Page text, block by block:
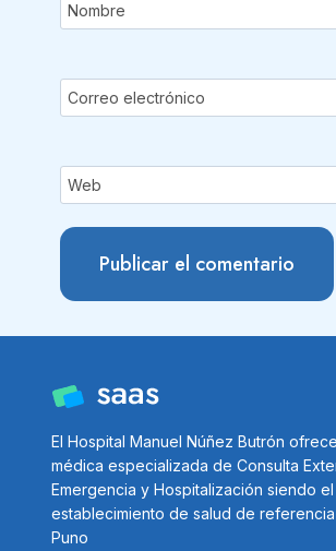
Nombre
Correo electrónico
Web
El Hospital Manuel Núñez Butrón
médica especializada de Consulta
Emergencia y Hospitalización siendo el
establecimiento de salud de
Puno